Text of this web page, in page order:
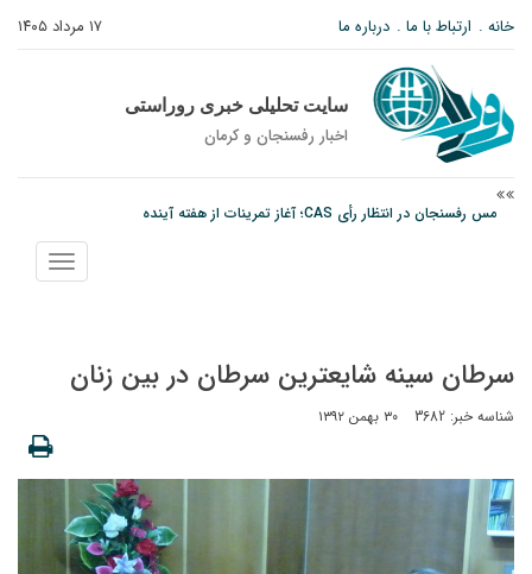
۱۷ مرداد ۱۴۰۵ خانه ارتباط با ما درباره ما
سایت تحلیلی خبری روراستی
اخبار رفسنجان و كرمان
پیام رئیس کل دادگستری استان کرمان به مناسبت ۱۷ مردادماه سالروز شهادت شهید
نمایش
منو
سرطان سینه شایعترین سرطان در بین زنان
شناسه خبر: 3682 ۳۰ بهمن ۱۳۹۲